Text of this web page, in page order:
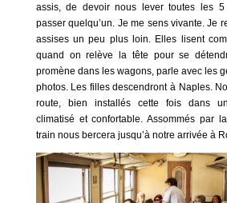
assis, de devoir nous lever toutes les
passer quelqu’un. Je me sens vivante. Je
assises un peu plus loin. Elles lisent
quand on relève la tête pour se
promène dans les wagons, parle avec les
photos. Les filles descendront à Naples.
route, bien installés cette fois dans
climatisé et confortable. Assommés par
train nous bercera jusqu’à notre arrivée à